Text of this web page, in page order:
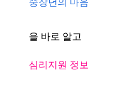
을 바로 알고
심리지원 정보